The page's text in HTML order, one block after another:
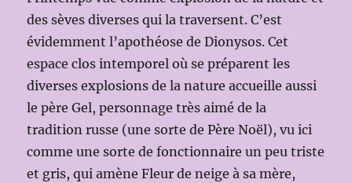
des sèves diverses qui la traversent. C’est
évidemment l’apothéose de Dionysos. Cet
espace clos intemporel où se préparent les
diverses explosions de la nature accueille aussi
le père Gel, personnage très aimé de la
tradition russe (une sorte de Père Noël), vu ici
comme une sorte de fonctionnaire un peu triste
et gris, qui amène Fleur de neige à sa mère,